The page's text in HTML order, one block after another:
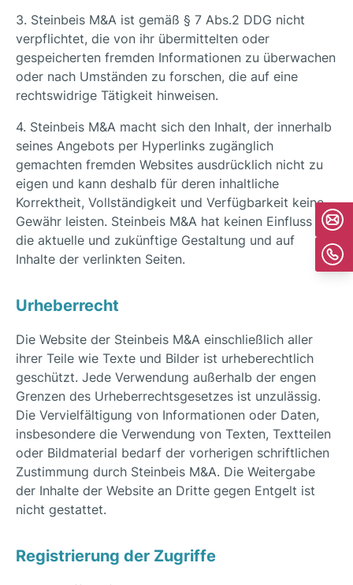
3. Steinbeis M&A ist gemäß § 7 Abs.2 DDG nicht
verpflichtet, die von ihr übermittelten oder
gespeicherten fremden Informationen zu überwachen
oder nach Umständen zu forschen, die auf eine
rechtswidrige Tätigkeit hinweisen.
4. Steinbeis M&A macht sich den Inhalt, der innerhalb
seines Angebots per Hyperlinks zugänglich
gemachten fremden Websites ausdrücklich nicht zu
eigen und kann deshalb für deren inhaltliche
Korrektheit, Vollständigkeit und Verfügbarkeit keine
Gewähr leisten. Steinbeis M&A hat keinen Einfluss auf
die aktuelle und zukünftige Gestaltung und auf
Inhalte der verlinkten Seiten.
Urheberrecht
Die Website der Steinbeis M&A einschließlich aller
ihrer Teile wie Texte und Bilder ist urheberechtlich
geschützt. Jede Verwendung außerhalb der engen
Grenzen des Urheberrechtsgesetzes ist unzulässig.
Die Vervielfältigung von Informationen oder Daten,
insbesondere die Verwendung von Texten, Textteilen
oder Bildmaterial bedarf der vorherigen schriftlichen
Zustimmung durch Steinbeis M&A. Die Weitergabe
der Inhalte der Website an Dritte gegen Entgelt ist
nicht gestattet.
Registrierung der Zugriffe